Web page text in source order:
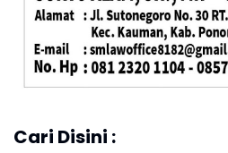
Cari Disini :